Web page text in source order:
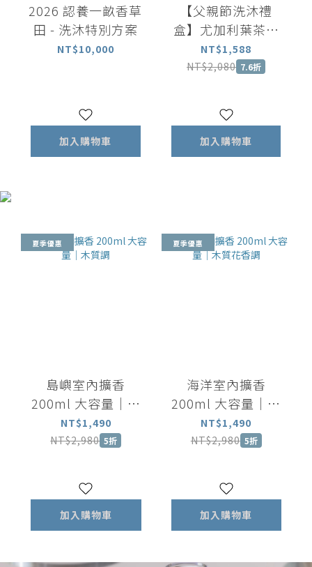
2026 認養一畝香草
田 - 洗沐特別方案
NT$10,000
加入購物車
【父親節洗沐禮
盒】尤加利葉茶樹
均衡洗沐組(沐浴露
500ml+洗髮露
用
NT$1,588
NT$2,080 7.6折
加入購物車
夏季優惠
島嶼室內擴香
200ml 大容量｜木
質調
NT$1,490
NT$2,980 5折
加入購物車
夏季優惠
海洋室內擴香
200ml 大容量｜木
質花香調
NT$1,490
NT$2,980 5折
加入購物車